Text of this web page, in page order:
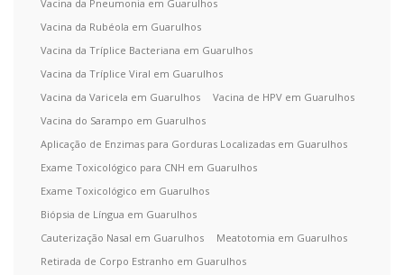
Vacina da Pneumonia em Guarulhos
Vacina da Rubéola em Guarulhos
Vacina da Tríplice Bacteriana em Guarulhos
Vacina da Tríplice Viral em Guarulhos
Vacina da Varicela em Guarulhos
Vacina de HPV em Guarulhos
Vacina do Sarampo em Guarulhos
Aplicação de Enzimas para Gorduras Localizadas em Guarulhos
Exame Toxicológico para CNH em Guarulhos
Exame Toxicológico em Guarulhos
Biópsia de Língua em Guarulhos
Cauterização Nasal em Guarulhos
Meatotomia em Guarulhos
Retirada de Corpo Estranho em Guarulhos